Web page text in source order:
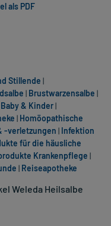
als PDF
Weleda Heilsalbe
Stillende |
| Brustwarzensalbe |
& Kinder|
| Homöopathische
-verletzungen | Infektion
für die häusliche
Krankenpflege |
| Reiseapotheke